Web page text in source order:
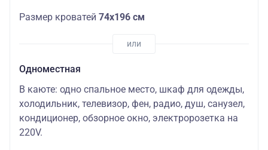
Размер кроватей 74х196 см
Одноместная
В каюте: одно спальное место, шкаф для одежды,
холодильник, телевизор, фен, радио, душ, санузел,
кондиционер, обзорное окно, электророзетка на
220V.